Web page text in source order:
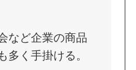
など企業の商品
多く手掛ける。